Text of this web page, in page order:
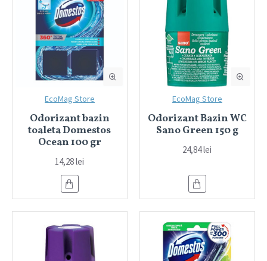
EcoMag Store
Odorizant bazin
toaleta Domestos
Ocean 100 gr
14,28 lei
EcoMag Store
Odorizant Bazin WC
Sano Green 150 g
24,84 lei